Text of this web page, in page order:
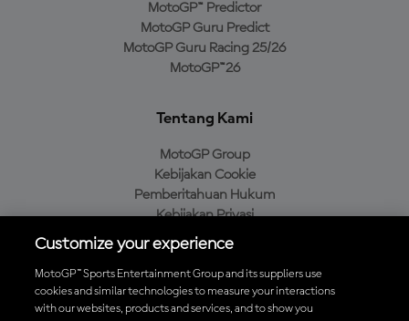
MotoGP™ Predictor
MotoGP Guru Predict
MotoGP Guru Racing 25/26
MotoGP™26
Tentang Kami
MotoGP Group
Kebijakan Cookie
Pemberitahuan Hukum
Kebijakan Privasi
Kebijakan Pembelian
Unduh Aplikasi Resmi MotoGP™
Customize your experience
MotoGP™ Sports Entertainment Group and its suppliers use
cookies and similar technologies to measure your interactions
with our websites, products and services, and to show you